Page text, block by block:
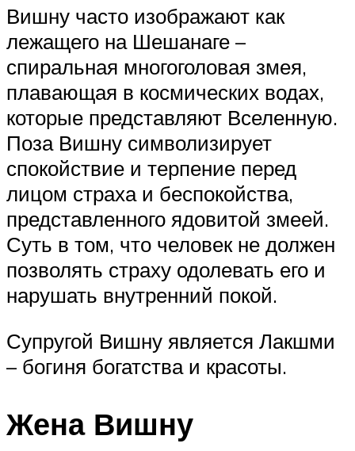
Вишну часто изображают как
лежащего на Шешанаге –
спиральная многоголовая змея,
плавающая в космических водах,
которые представляют Вселенную.
Поза Вишну символизирует
спокойствие и терпение перед
лицом страха и беспокойства,
представленного ядовитой змеей.
Суть в том, что человек не должен
позволять страху одолевать его и
нарушать внутренний покой.
Супругой Вишну является Лакшми
– богиня богатства и красоты.
Жена Вишну